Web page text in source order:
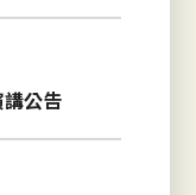
公告